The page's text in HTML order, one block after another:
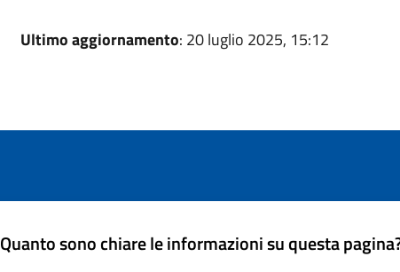
Ultimo aggiornamento: 20 luglio 2025, 15:12
Quanto sono chiare le informazioni su questa